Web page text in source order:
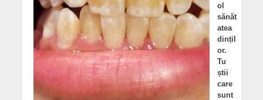
ol
sănăt
atea
dințil
or.
Tu
știi
care
sunt